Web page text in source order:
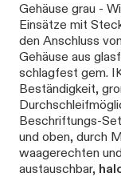
Gehäuse grau -
Einsätze mit
den Anschluss
Gehäuse aus
schlagfest gem.
Beständigkeit,
Beschriftungs-
und oben, durch
waagerechten
austauschbar,